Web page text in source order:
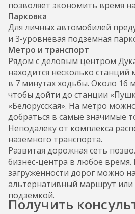
позволяет экономить время
Парковка
Для личных автомобилей
и 3-уровневая подземная
Метро и транспорт
Рядом с деловым центром
находится несколько станций
в 7 минутах ходьбы. Около 16
чтобы дойти до станции
«Белорусская». На метро
добраться в самые значимые
Неподалеку от комплекса
наземного транспорта.
Развитая дорожная сеть
бизнес-центра в любое время.
загруженности дорог можно
альтернативный маршрут или
подземкой.
Получить